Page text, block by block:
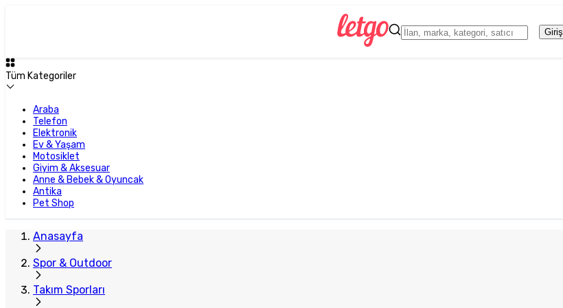
Giriş
Tüm Kategoriler
Araba
Telefon
Elektronik
Ev & Yaşam
Motosiklet
Giyim & Aksesuar
Anne & Bebek & Oyuncak
Antika
Pet Shop
Anasayfa
Spor & Outdoor
Takım Sporları